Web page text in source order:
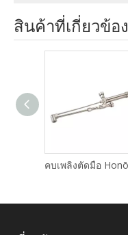
สินค้าที่เกี่ยวข้อง
คบเพลิงตัดมือ Honōmaru Type-M